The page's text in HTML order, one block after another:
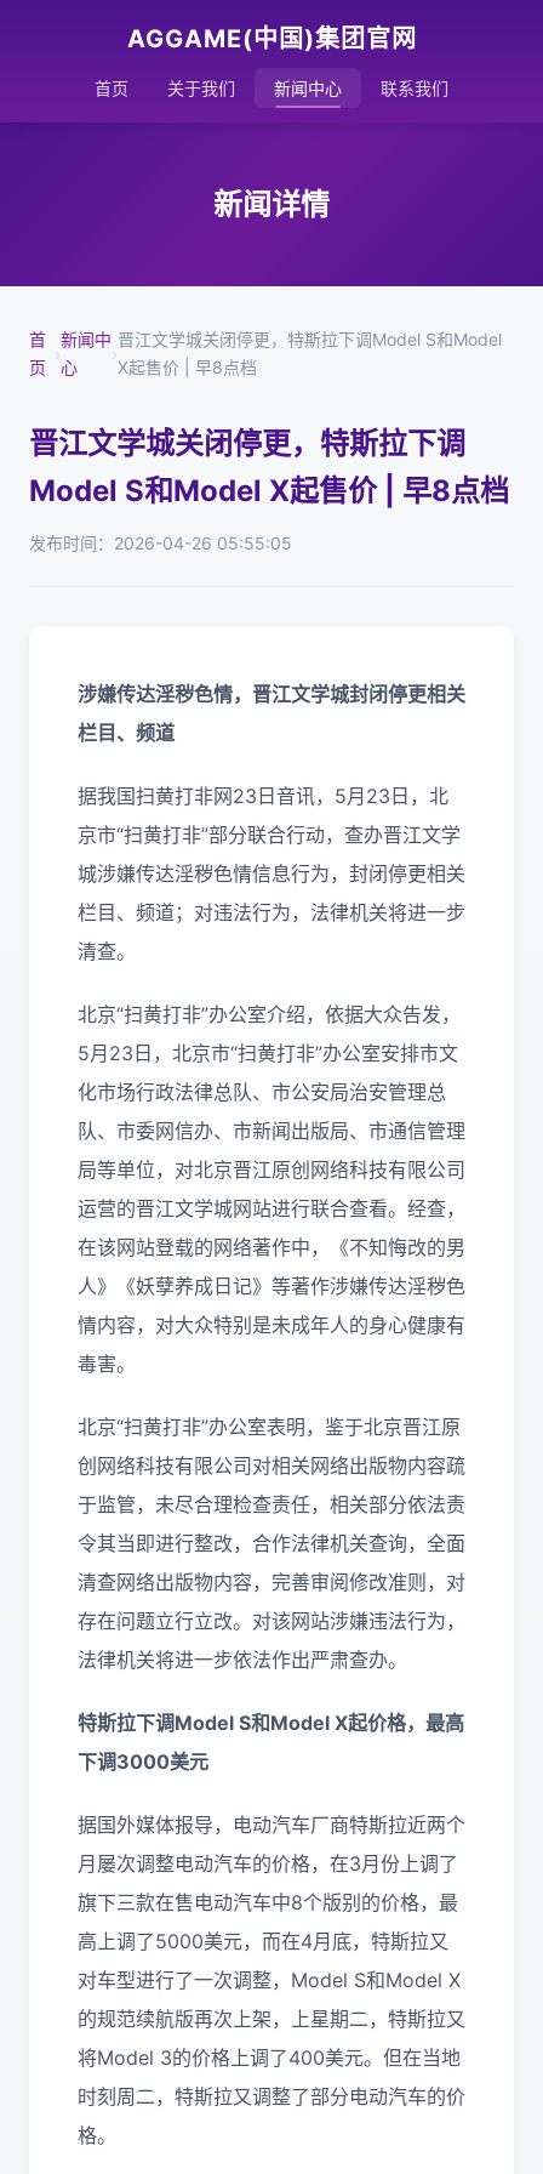
AGGAME(中国)集团官网
首页 关于我们 新闻中心 联系我们
新闻详情
首
页
›
新闻中
心
›
晋江文学城关闭停更，特斯拉下调Model S和Model
X起售价 | 早8点档
晋江文学城关闭停更，特斯拉下调
Model S和Model X起售价 | 早8点档
发布时间：2026-04-26 05:55:05
涉嫌传达淫秽色情，晋江文学城封闭停更相关
栏目、频道
据我国扫黄打非网23日音讯，5月23日，北
京市“扫黄打非”部分联合行动，查办晋江文学
城涉嫌传达淫秽色情信息行为，封闭停更相关
栏目、频道；对违法行为，法律机关将进一步
清查。
北京“扫黄打非”办公室介绍，依据大众告发，
5月23日，北京市“扫黄打非”办公室安排市文
化市场行政法律总队、市公安局治安管理总
队、市委网信办、市新闻出版局、市通信管理
局等单位，对北京晋江原创网络科技有限公司
运营的晋江文学城网站进行联合查看。经查，
在该网站登载的网络著作中，《不知悔改的男
人》《妖孽养成日记》等著作涉嫌传达淫秽色
情内容，对大众特别是未成年人的身心健康有
毒害。
北京“扫黄打非”办公室表明，鉴于北京晋江原
创网络科技有限公司对相关网络出版物内容疏
于监管，未尽合理检查责任，相关部分依法责
令其当即进行整改，合作法律机关查询，全面
清查网络出版物内容，完善审阅修改准则，对
存在问题立行立改。对该网站涉嫌违法行为，
法律机关将进一步依法作出严肃查办。
特斯拉下调Model S和Model X起价格，最高
下调3000美元
据国外媒体报导，电动汽车厂商特斯拉近两个
月屡次调整电动汽车的价格，在3月份上调了
旗下三款在售电动汽车中8个版别的价格，最
高上调了5000美元，而在4月底，特斯拉又
对车型进行了一次调整，Model S和Model X
的规范续航版再次上架，上星期二，特斯拉又
将Model 3的价格上调了400美元。但在当地
时刻周二，特斯拉又调整了部分电动汽车的价
格。